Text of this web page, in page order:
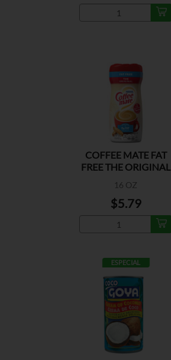
COFFEE MATE FAT
FREE THE ORIGINAL
16 OZ
$5.79
ESPECIAL